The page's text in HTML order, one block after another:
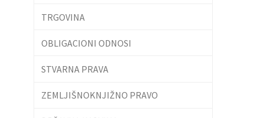
TRGOVINA
OBLIGACIONI ODNOSI
STVARNA PRAVA
ZEMLJIŠNOKNJIŽNO PRAVO